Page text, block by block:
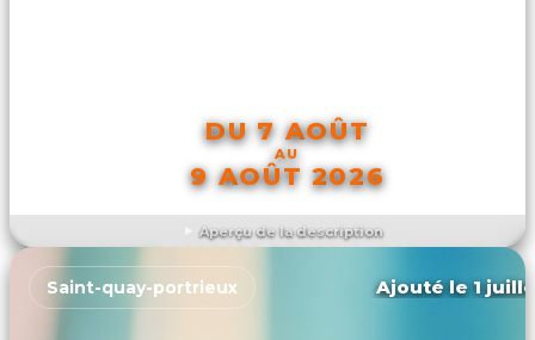
Aperçu de la description
DU 7 AOÛT
AU
9 AOÛT 2026
DÉCOUVRIR L'ÉVÉNEMENT
Saint-quay-portrieux Ajouté le 1